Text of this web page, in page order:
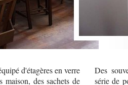
d'étagères en verre
maison, des sachets de
Des
série de